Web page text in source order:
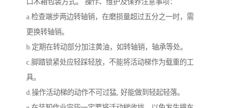
口木箱包装方式。 操作、维护及保养注意事项：
a.检查端步两边转轴销，在磨损量超过五分之一时，需
更换转轴销。
b.定期在转动部分加注黄油，如转轴销，轴承等处。
c.脚踏锁紧处应轻踩轻放，不能将活动梯作为载重的工
具。
d.操作活动梯的动作不可过猛, 好能做到轻起轻落。